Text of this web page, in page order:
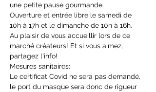
une petite pause gourmande.
Ouverture et entrée libre le samedi de
10h à 17h et le dimanche de 10h à 16h.
Au plaisir de vous accueillir lors de ce
marché créateurs! Et si vous aimez,
partagez l'info!
Mesures sanitaires:
Le certificat Covid ne sera pas demandé,
le port du masque sera donc de rigueur